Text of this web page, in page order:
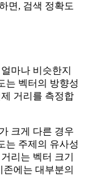
면, 검색 정확도
마나 비슷한지
는 벡터의 방향성
거리를 측정합
크게 다른 경우
는 주제의 유사성
리는 벡터 크기
에는 대부분의